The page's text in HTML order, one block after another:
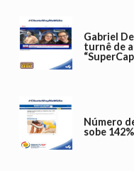
Gabriel
turnê de
Número
sobe